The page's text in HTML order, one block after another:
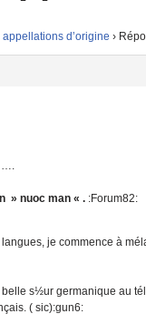
appellations d’origine ›
» nuoc man « . :Forum82:
je commence à
s½ur germanique au
( sic):gun6: